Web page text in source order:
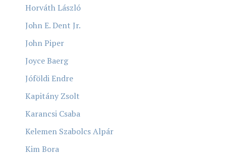
Horváth László
John E. Dent Jr.
John Piper
Joyce Baerg
Jóföldi Endre
Kapitány Zsolt
Karancsi Csaba
Kelemen Szabolcs Alpár
Kim Bora